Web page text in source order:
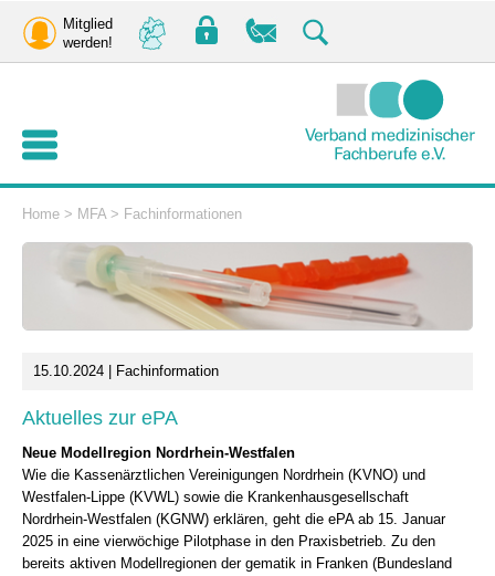
Mitglied
werden!
Home > MFA> Fachinformationen
15.10.2024 | Fachinformation
Aktuelles zur ePA
Neue Modellregion Nordrhein-Westfalen
Wie die Kassenärztlichen Vereinigungen Nordrhein (KVNO) und
Westfalen-Lippe (KVWL) sowie die Krankenhausgesellschaft
Nordrhein-Westfalen (KGNW) erklären, geht die ePA ab 15. Januar
2025 in eine vierwöchige Pilotphase in den Praxisbetrieb. Zu den
bereits aktiven Modellregionen der gematik in Franken (Bundesland